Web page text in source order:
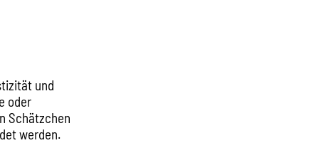
und
oder
Schätzchen
werden.